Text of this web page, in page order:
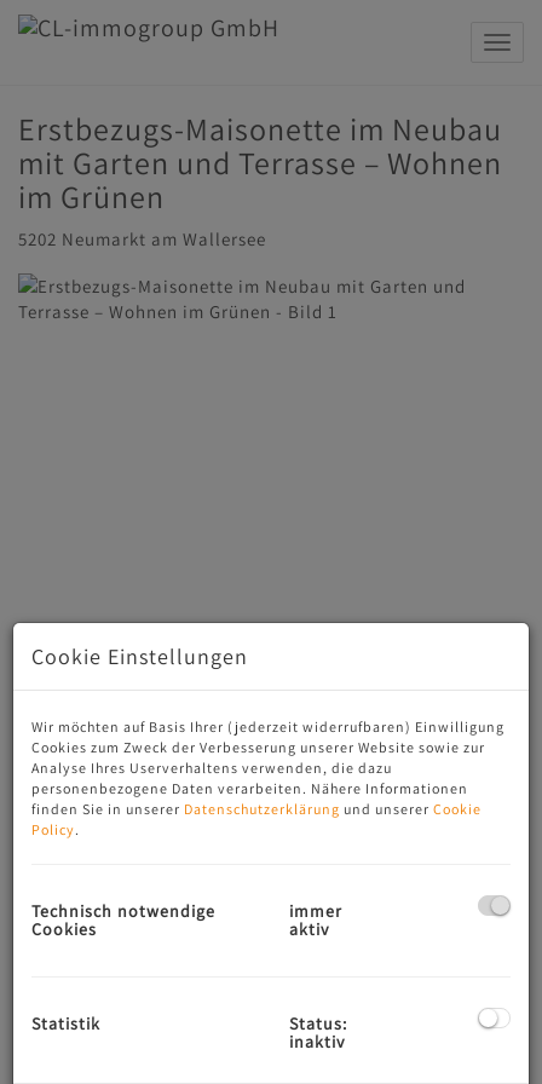
Erstbezugs-Maisonette im Neubau
mit Garten und Terrasse – Wohnen
im Grünen
5202 Neumarkt am Wallersee
LOGENPLATZ IM GRÜNEN
Neumarkt am Wallersee bietet hohe Wohnqualität gepaart
mit moderner Architektur und attraktiven Außenflächen.
Cookie Einstellungen
Wir möchten auf Basis Ihrer (jederzeit widerrufbaren) Einwilligung
Cookies zum Zweck der Verbesserung unserer Website sowie zur
Analyse Ihres Userverhaltens verwenden, die dazu
personenbezogene Daten verarbeiten. Nähere Informationen
finden Sie in unserer Datenschutzerklärung und unserer Cookie
Policy.
Technisch notwendige
Cookies
immer
aktiv
Statistik
Status:
inaktiv